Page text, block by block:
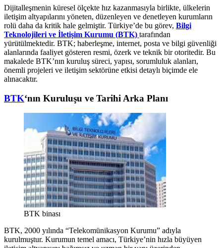
Dijitalleşmenin küresel ölçekte hız kazanmasıyla birlikte, ülkelerin
iletişim altyapılarını yöneten, düzenleyen ve denetleyen kurumların
rolü daha da kritik hale gelmiştir. Türkiye’de bu görev, Bilgi
Teknolojileri ve İletişim Kurumu (BTK) tarafından
yürütülmektedir. BTK; haberleşme, internet, posta ve bilgi güvenliği
alanlarında faaliyet gösteren resmi, özerk ve teknik bir otoritedir. Bu
makalede BTK’nın kuruluş süreci, yapısı, sorumluluk alanları,
önemli projeleri ve iletişim sektörüne etkisi detaylı biçimde ele
alınacaktır.
BTK‘nın Kuruluşu ve Tarihi Arka Planı
BTK binası
BTK, 2000 yılında “Telekomünikasyon Kurumu” adıyla
kurulmuştur. Kurumun temel amacı, Türkiye’nin hızla büyüyen